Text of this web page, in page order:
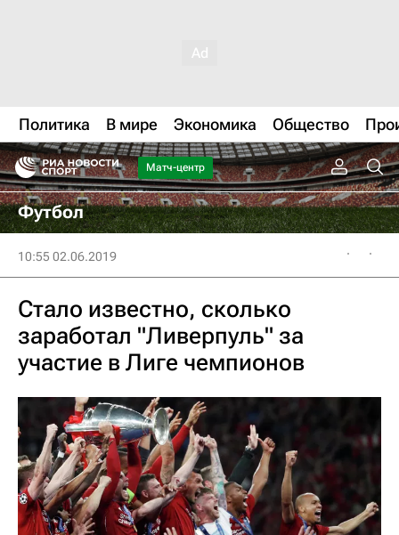
Политика В мире Экономика Общество
Матч-центр
Футбол
10:55 02.06.2019
Стало известно, сколько
заработал "Ливерпуль" за
участие в Лиге чемпионов